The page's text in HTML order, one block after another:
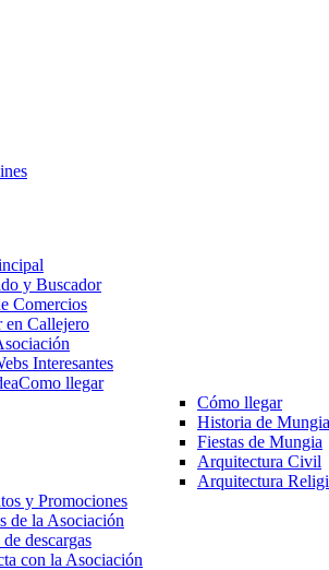
y Buscador
Comercios
en Callejero
Interesantes
Como llegar
Cómo llegar
Historia de Mungia
Fiestas de Mungia
Arquitectura Civil
Arquitectura
y Promociones
de la Asociación
descargas
con la Asociación